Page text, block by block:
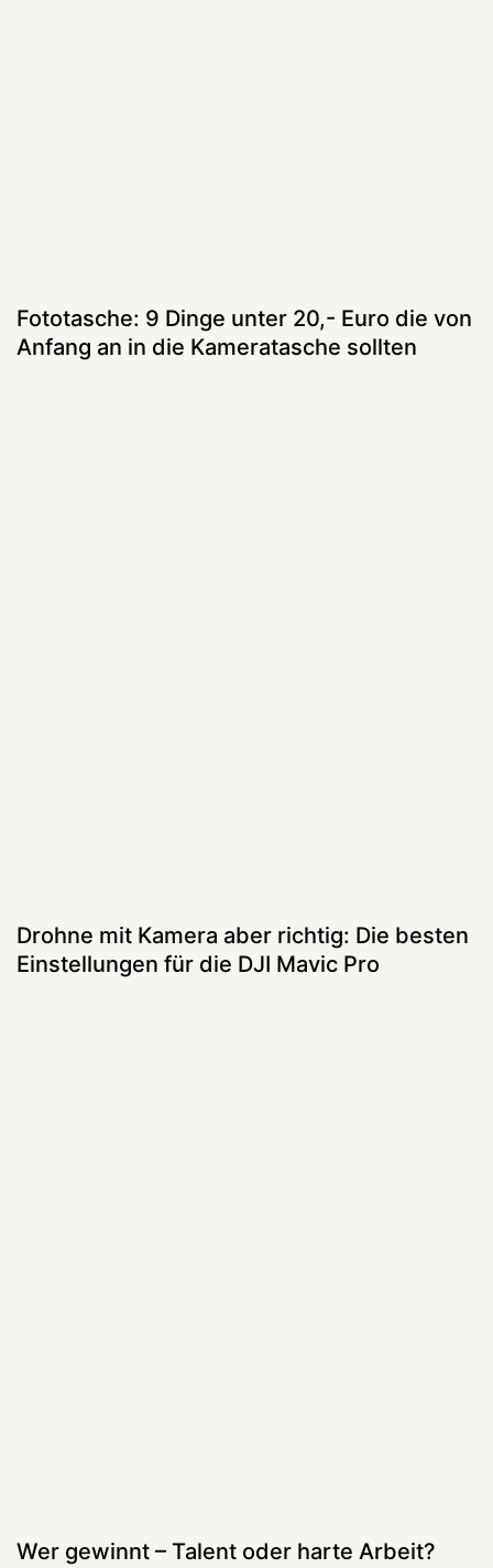
Fototasche: 9 Dinge unter 20,- Euro die von
Anfang an in die Kameratasche sollten
Drohne mit Kamera aber richtig: Die besten
Einstellungen für die DJI Mavic Pro
Wer gewinnt – Talent oder harte Arbeit?